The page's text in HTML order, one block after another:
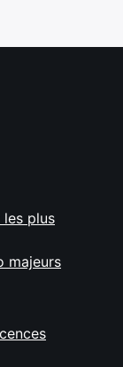
les plus
majeurs